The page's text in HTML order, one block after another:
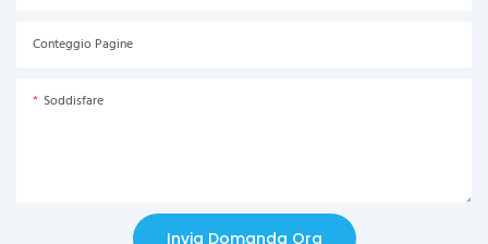
Conteggio Pagine
Soddisfare
Invia Domanda Ora